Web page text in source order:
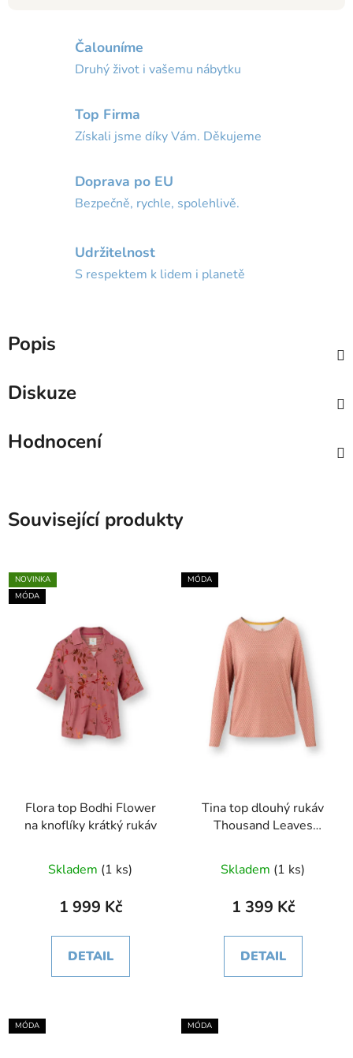
Čalouníme
Druhý život i vašemu nábytku
Top Firma
Získali jsme díky Vám. Děkujeme
Doprava po EU
Bezpečně, rychle, spolehlivě.
Udržitelnost
S respektem k lidem i planetě
Popis
Diskuze
Hodnocení
Související produkty
NOVINKA
MÓDA
Flora top Bodhi Flower
na knoflíky krátký rukáv
Skladem (1 ks)
1 999 Kč
DETAIL
MÓDA
Tina top dlouhý rukáv
Thousand Leaves
Skladem (1 ks)
1 399 Kč
DETAIL
MÓDA MÓDA